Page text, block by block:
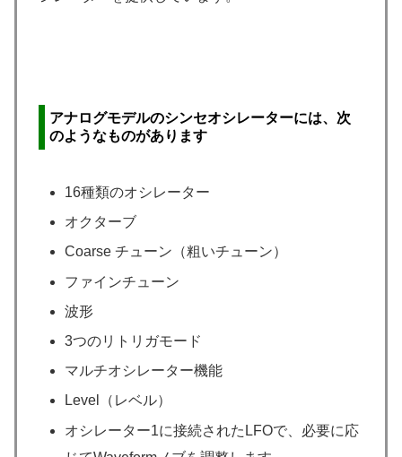
アナログモデルのシンセオシレーターには、次
のようなものがあります
16種類のオシレーター
オクターブ
Coarse チューン（粗いチューン）
ファインチューン
波形
3つのリトリガモード
マルチオシレーター機能
Level（レベル）
オシレーター1に接続されたLFOで、必要に応